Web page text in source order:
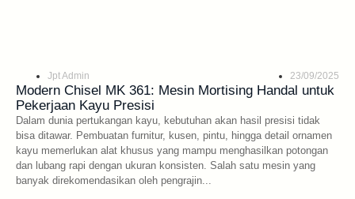
Jpt Admin 23/09/2025
Modern Chisel MK 361: Mesin Mortising Handal untuk
Pekerjaan Kayu Presisi
Dalam dunia pertukangan kayu, kebutuhan akan hasil presisi tidak
bisa ditawar. Pembuatan furnitur, kusen, pintu, hingga detail ornamen
kayu memerlukan alat khusus yang mampu menghasilkan potongan
dan lubang rapi dengan ukuran konsisten. Salah satu mesin yang
banyak direkomendasikan oleh pengrajin...